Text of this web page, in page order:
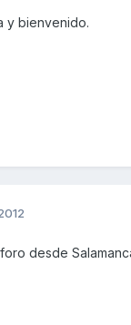
y bienvenido.
desde